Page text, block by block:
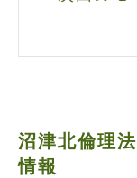
沼津北倫理
情報